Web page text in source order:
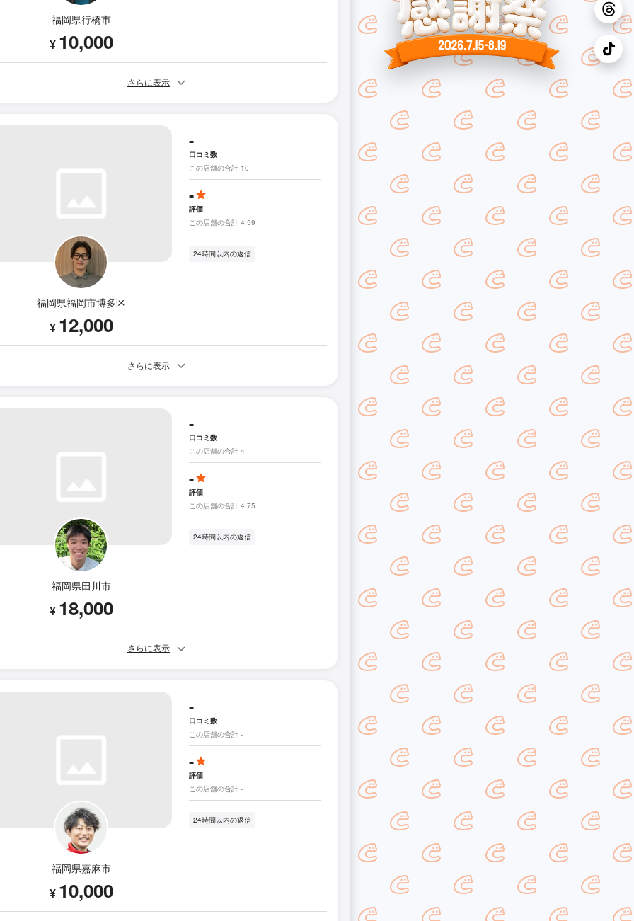
福岡県行橋市
¥ 10,000
さらに表示
福岡県福岡市博多区
¥ 12,000
-
口コミ数
この店舗の合計 10
-
評価
この店舗の合計 4.59
24時間以内の返信
さらに表示
福岡県田川市
¥ 18,000
-
口コミ数
この店舗の合計 4
-
評価
この店舗の合計 4.75
24時間以内の返信
さらに表示
福岡県嘉麻市
¥ 10,000
-
口コミ数
この店舗の合計 -
-
評価
この店舗の合計 -
24時間以内の返信